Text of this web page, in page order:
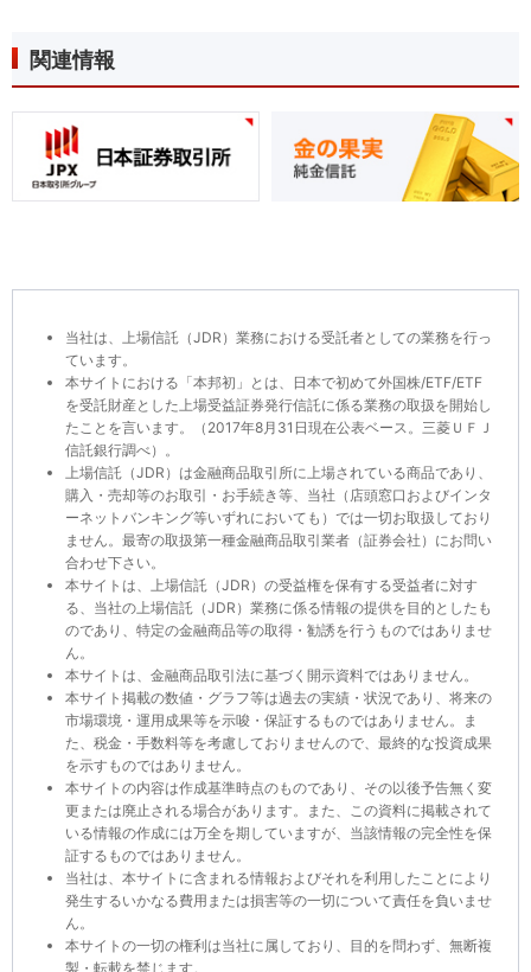
関連情報
当社は、上場信託（JDR）業務における受託者としての業務を行っ
ています。
本サイトにおける「本邦初」とは、日本で初めて外国株/ETF/ETF
を受託財産とした上場受益証券発行信託に係る業務の取扱を開始し
たことを言います。（2017年8月31日現在公表ベース。三菱ＵＦＪ
信託銀行調べ）。
上場信託（JDR）は金融商品取引所に上場されている商品であり、
購入・売却等のお取引・お手続き等、当社（店頭窓口およびインタ
ーネットバンキング等いずれにおいても）では一切お取扱しており
ません。最寄の取扱第一種金融商品取引業者（証券会社）にお問い
合わせ下さい。
本サイトは、上場信託（JDR）の受益権を保有する受益者に対す
る、当社の上場信託（JDR）業務に係る情報の提供を目的としたも
のであり、特定の金融商品等の取得・勧誘を行うものではありませ
ん。
本サイトは、金融商品取引法に基づく開示資料ではありません。
本サイト掲載の数値・グラフ等は過去の実績・状況であり、将来の
市場環境・運用成果等を示唆・保証するものではありません。ま
た、税金・手数料等を考慮しておりませんので、最終的な投資成果
を示すものではありません。
本サイトの内容は作成基準時点のものであり、その以後予告無く変
更または廃止される場合があります。また、この資料に掲載されて
いる情報の作成には万全を期していますが、当該情報の完全性を保
証するものではありません。
当社は、本サイトに含まれる情報およびそれを利用したことにより
発生するいかなる費用または損害等の一切について責任を負いませ
ん。
本サイトの一切の権利は当社に属しており、目的を問わず、無断複
製・転載を禁じます。